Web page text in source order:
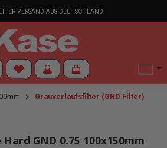
VERSAND AUS DEUTSCHLAND
Du hast 0 Produkte auf dem Merkzettel
Grauverlaufsfilter (GND Filter)
GND 0.75 100x150mm